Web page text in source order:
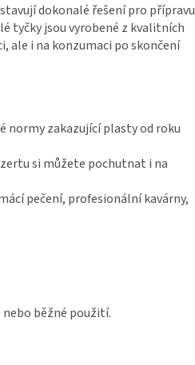
dokonalé řešení pro přípravu
tyčky jsou vyrobené z kvalitních
ale i na konzumaci po skončení
normy zakazující plasty od roku
si můžete pochutnat i na
pečení, profesionální kavárny,
nebo běžné použití.